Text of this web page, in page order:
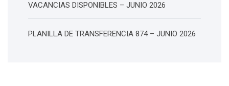
VACANCIAS DISPONIBLES – JUNIO 2026
PLANILLA DE TRANSFERENCIA 874 – JUNIO 2026